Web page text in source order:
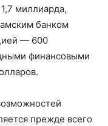
миллиарда,
банком
— 600
финансовыми
прежде всего